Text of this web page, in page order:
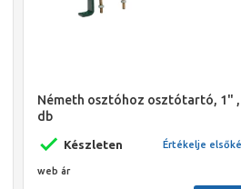
Németh osztóhoz osztótartó, 1" ,
db
Készleten Értékelje
web ár